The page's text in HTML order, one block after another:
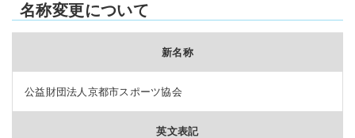
名称変更について
新名称
公益財団法人京都市スポーツ協会
英文表記